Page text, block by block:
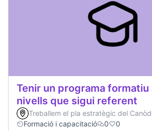
Tenir un programa formatiu
nivells que sigui referent
Treballem el pla estratègic del
Formació i capacitació
0 0